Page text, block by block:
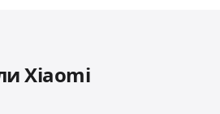
Xiaomi